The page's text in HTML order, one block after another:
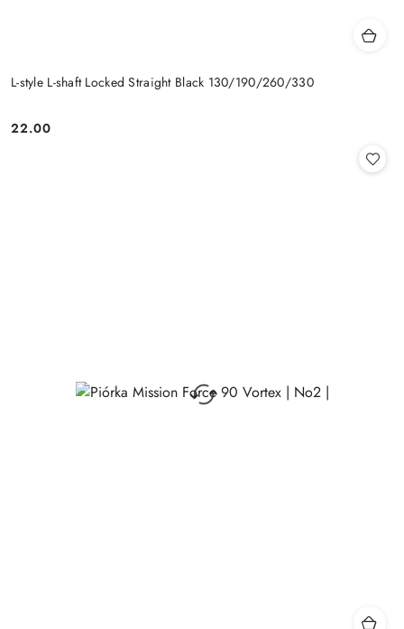
L-style L-shaft Locked Straight Black 130/190/260/330
Cena:
22.00